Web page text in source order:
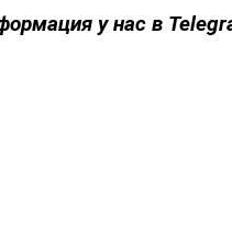
у нас в